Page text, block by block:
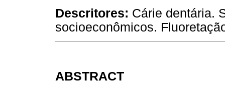
Descritores: Cárie dentária.
socioeconômicos.
ABSTRACT